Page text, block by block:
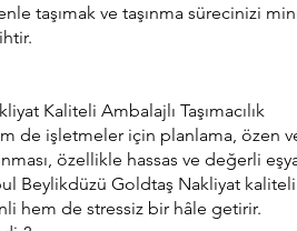
taşımak ve taşınma sürecinizi
Kaliteli Ambalajlı Taşımacılık
de işletmeler için planlama, özen
özellikle hassas ve değerli
Beylikdüzü Goldtaş Nakliyat
hem de stressiz bir hâle getirir.